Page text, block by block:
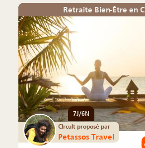
Retraite Bien-Être en
7J/6N
Circuit proposé par
Petassos Travel